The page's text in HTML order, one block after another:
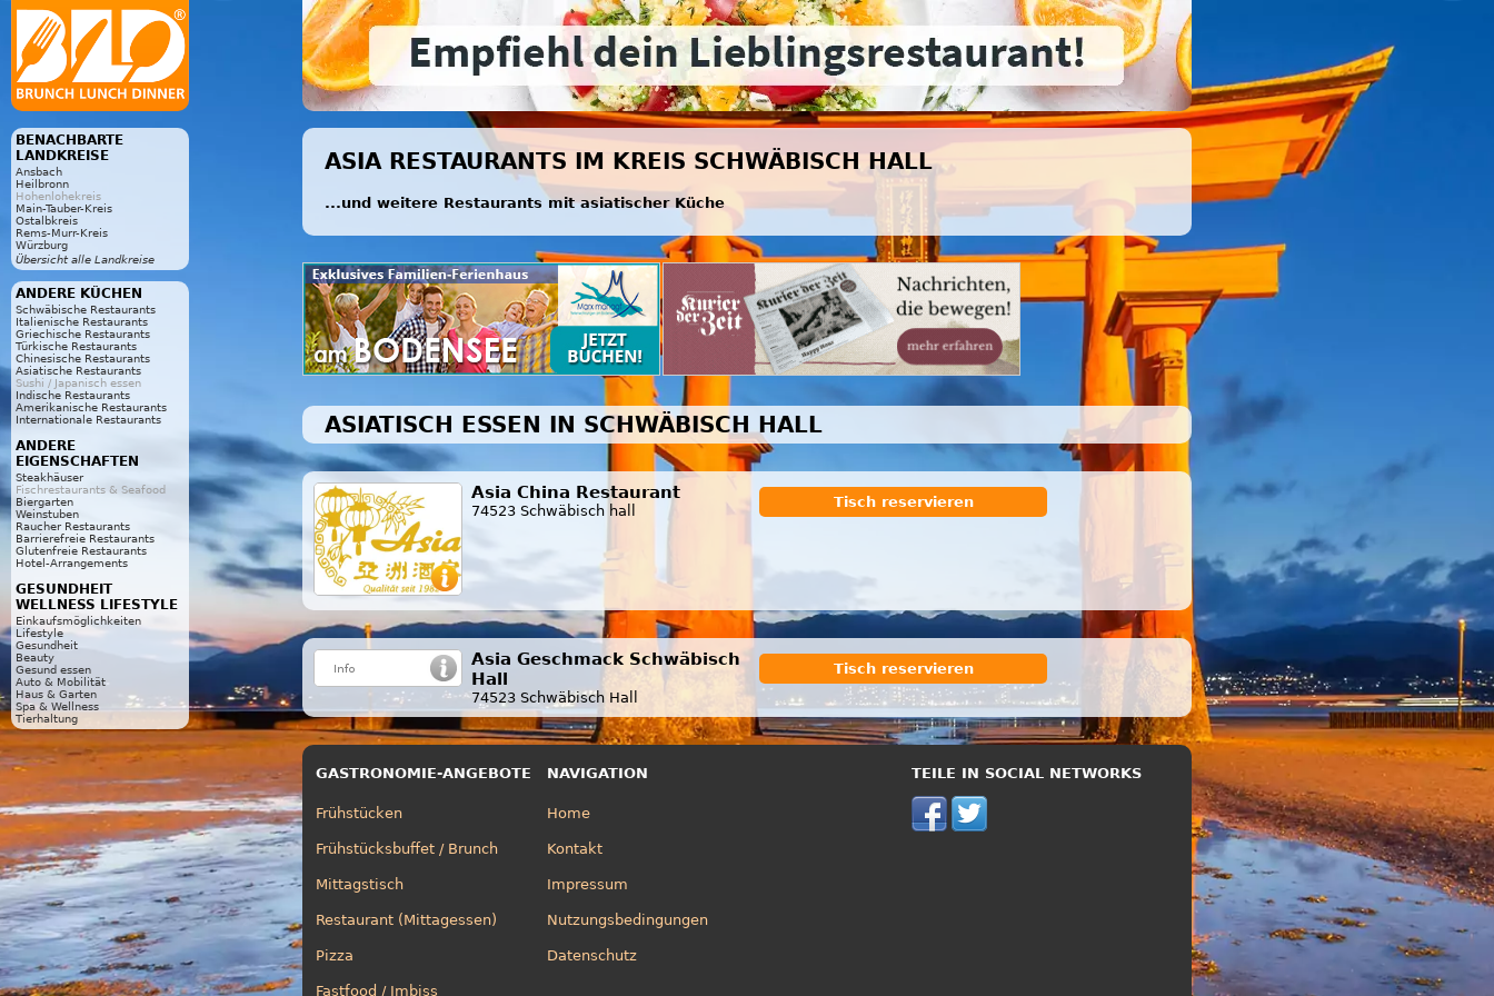
BENACHBARTE
LANDKREISE
Ansbach
Heilbronn
Hohenlohekreis
Main-Tauber-Kreis
Ostalbkreis
Rems-Murr-Kreis
Würzburg
Übersicht alle Landkreise
ANDERE KÜCHEN
Schwäbische Restaurants
Italienische Restaurants
Griechische Restaurants
Türkische Restaurants
Chinesische Restaurants
Asiatische Restaurants
Sushi / Japanisch essen
Indische Restaurants
Amerikanische Restaurants
Internationale Restaurants
ANDERE
EIGENSCHAFTEN
Steakhäuser
Fischrestaurants & Seafood
Biergarten
Weinstuben
Raucher Restaurants
Barrierefreie Restaurants
Glutenfreie Restaurants
Hotel-Arrangements
GESUNDHEIT
WELLNESS LIFESTYLE
Einkaufsmöglichkeiten
Lifestyle
Gesundheit
Beauty
Gesund essen
Auto & Mobilität
Haus & Garten
Spa & Wellness
Tierhaltung
ASIA RESTAURANTS IM KREIS SCHWÄBISCH HALL
...und weitere Restaurants mit asiatischer Küche
ASIATISCH ESSEN IN SCHWÄBISCH HALL
Asia China Restaurant
74523 Schwäbisch hall
Tisch reservieren
Asia Geschmack Schwäbisch
Hall
74523 Schwäbisch Hall
Tisch reservieren
GASTRONOMIE-ANGEBOTE
Frühstücken
Frühstücksbuffet / Brunch
Mittagstisch
Restaurant (Mittagessen)
Pizza
Fastfood / Imbiss
NAVIGATION
Home
Kontakt
Impressum
Nutzungsbedingungen
Datenschutz
TEILE IN SOCIAL NETWORKS